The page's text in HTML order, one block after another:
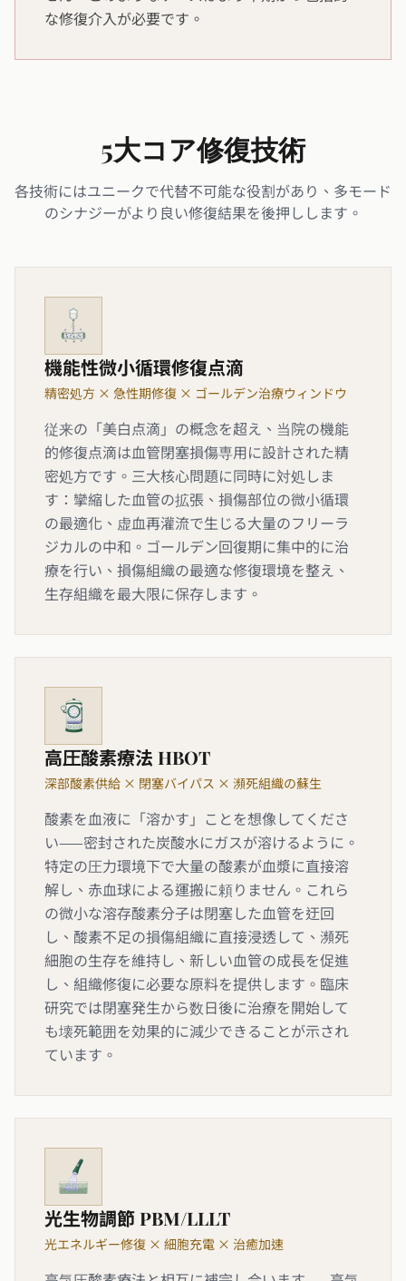
な修復介入が必要です。
5大コア修復技術
各技術にはユニークで代替不可能な役割があり、多モード
のシナジーがより良い修復結果を後押しします。
機能性微小循環修復点滴
精密処方 × 急性期修復 × ゴールデン治療ウィンドウ
従来の「美白点滴」の概念を超え、当院の機能
的修復点滴は血管閉塞損傷専用に設計された精
密処方です。三大核心問題に同時に対処しま
す：攣縮した血管の拡張、損傷部位の微小循環
の最適化、虚血再灌流で生じる大量のフリーラ
ジカルの中和。ゴールデン回復期に集中的に治
療を行い、損傷組織の最適な修復環境を整え、
生存組織を最大限に保存します。
高圧酸素療法 HBOT
深部酸素供給 × 閉塞バイパス × 瀕死組織の蘇生
酸素を血液に「溶かす」ことを想像してくださ
い——密封された炭酸水にガスが溶けるように。
特定の圧力環境下で大量の酸素が血漿に直接溶
解し、赤血球による運搬に頼りません。これら
の微小な溶存酸素分子は閉塞した血管を迂回
し、酸素不足の損傷組織に直接浸透して、瀕死
細胞の生存を維持し、新しい血管の成長を促進
し、組織修復に必要な原料を提供します。臨床
研究では閉塞発生から数日後に治療を開始して
も壊死範囲を効果的に減少できることが示され
ています。
光生物調節 PBM/LLLT
光エネルギー修復 × 細胞充電 × 治癒加速